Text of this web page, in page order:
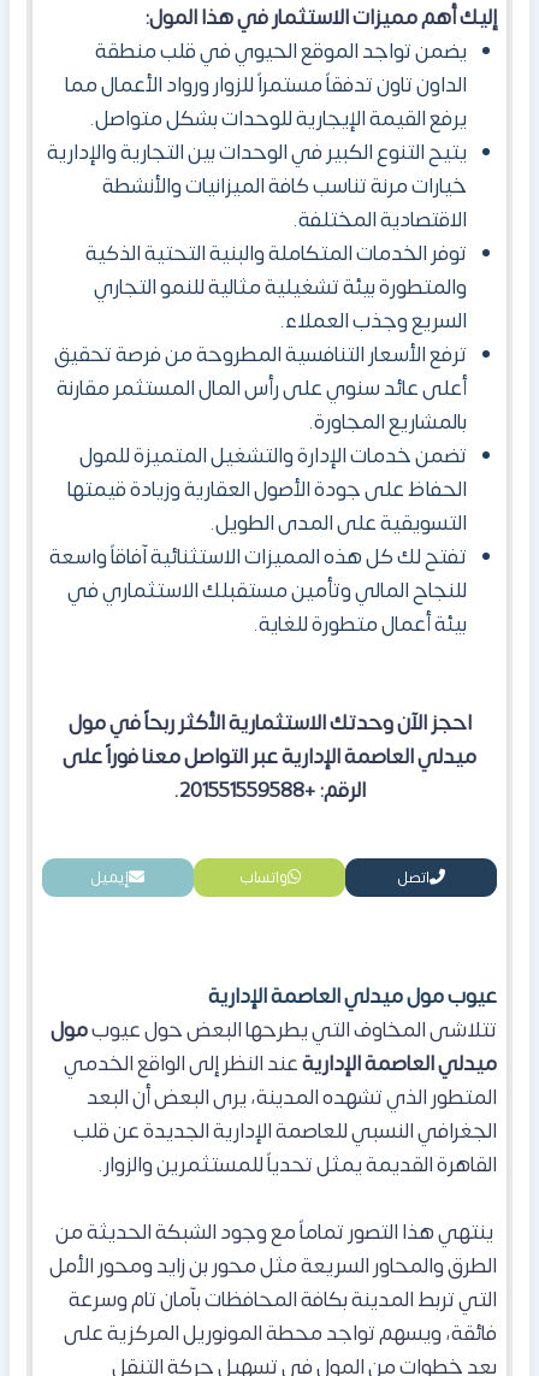
إليك أهم مميزات الاستثمار في هذا المول:
يضمن تواجد الموقع الحيوي في قلب منطقة
الداون تاون تدفقاً مستمراً للزوار ورواد الأعمال مما
يرفع القيمة الإيجارية للوحدات بشكل متواصل.
يتيح التنوع الكبير في الوحدات بين التجارية والإدارية
خيارات مرنة تناسب كافة الميزانيات والأنشطة
الاقتصادية المختلفة.
توفر الخدمات المتكاملة والبنية التحتية الذكية
والمتطورة بيئة تشغيلية مثالية للنمو التجاري
السريع وجذب العملاء.
ترفع الأسعار التنافسية المطروحة من فرصة تحقيق
أعلى عائد سنوي على رأس المال المستثمر مقارنة
بالمشاريع المجاورة.
تضمن خدمات الإدارة والتشغيل المتميزة للمول
الحفاظ على جودة الأصول العقارية وزيادة قيمتها
التسويقية على المدى الطويل.
تفتح لك كل هذه المميزات الاستثنائية آفاقاً واسعة
للنجاح المالي وتأمين مستقبلك الاستثماري في
بيئة أعمال متطورة للغاية.
احجز الآن وحدتك الاستثمارية الأكثر ربحاً في مول
ميدلي العاصمة الإدارية عبر التواصل معنا فوراً على
الرقم: +201551559588.
اتصل واتساب إيميل
عيوب مول ميدلي العاصمة الإدارية
تتلاشى المخاوف التي يطرحها البعض حول عيوبمول
ميدلي العاصمة الإداريةعند النظر إلى الواقع الخدمي
المتطور الذي تشهده المدينة، يرى البعض أن البعد
الجغرافي النسبي للعاصمة الإدارية الجديدة عن قلب
القاهرة القديمة يمثل تحدياً للمستثمرين والزوار.
ينتهي هذا التصور تماماً مع وجود الشبكة الحديثة من
الطرق والمحاور السريعة مثل محور بن زايد ومحور الأمل
التي تربط المدينة بكافة المحافظات بآمان تام وسرعة
فائقة، ويسهم تواجد محطة المونوريل المركزية على
بعد خطوات من المول في تسهيل حركة التنقل